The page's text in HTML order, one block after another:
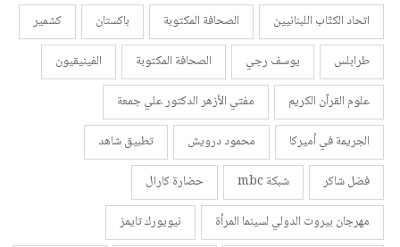
اتحاد الكتّاب اللبنانيين
الصحافة المكتوبة باكستان
كشمير
طرابلس
يوسف رجي الصحافة المكتوبة
الفينيقيون
علوم القرآن الكريم
مفتي الأزهر الدكتور علي جمعة
الجريمة في أميركا
محمود درويش
تطبيق شاهد
فضل شاكر
شبكة mbc
حضارة كارال
مهرجان بيروت الدولي لسينما المرأة
نيويورك تايمز